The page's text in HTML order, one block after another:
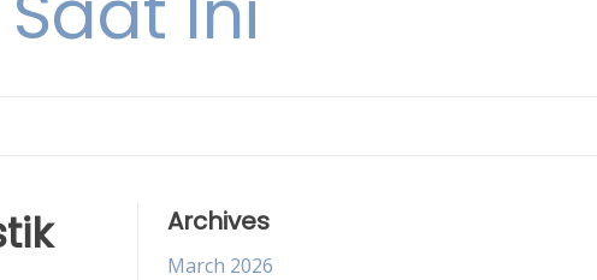
Archives
March 2026